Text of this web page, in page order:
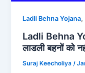
Ladli Behna Yojana,
Ladli Behna
लाडली बहनों को
Suraj Keecholiya/